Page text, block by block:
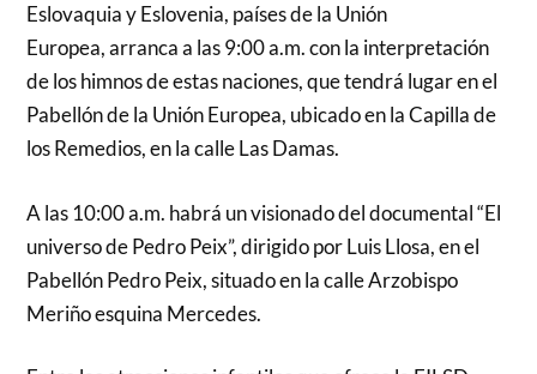
Eslovaquia y Eslovenia, países de la Unión
Europea, arranca a las 9:00 a.m. con la interpretación
de los himnos de estas naciones, que tendrá lugar en el
Pabellón de la Unión Europea, ubicado en la Capilla de
los Remedios, en la calle Las Damas.
A las 10:00 a.m. habrá un visionado del documental “El
universo de Pedro Peix”, dirigido por Luis Llosa, en el
Pabellón Pedro Peix, situado en la calle Arzobispo
Meriño esquina Mercedes.